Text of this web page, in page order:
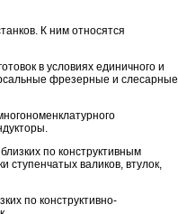
К ним относятся
в условиях единичного и
фрезерные и слесарные
по конструктивным
валиков, втулок,
по конструктивно-